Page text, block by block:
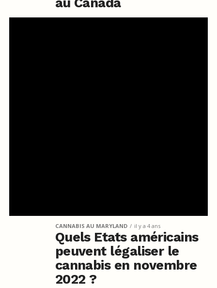
CANNABIS AU MARYLAND il y a 4 ans
Quels Etats américains
peuvent légaliser le
cannabis en novembre
2022 ?